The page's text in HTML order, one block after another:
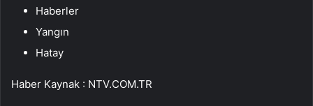
Haberler
Yangın
Hatay
Haber Kaynak : NTV.COM.TR